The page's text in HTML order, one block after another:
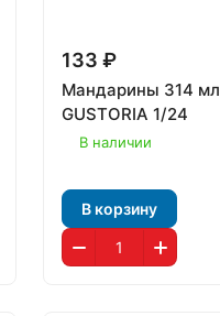
133 ₽
Мандарины 314 мл
GUSTORIA 1/24
В наличии
В корзину